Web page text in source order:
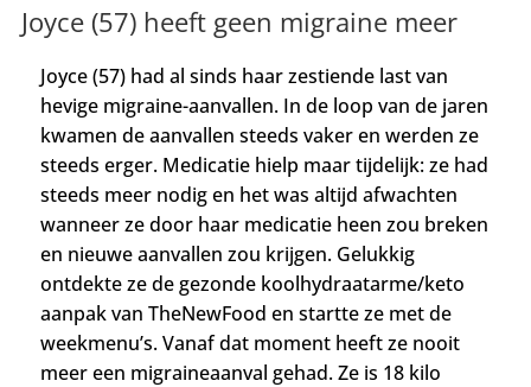
Joyce (57) heeft geen migraine meer
Joyce (57) had al sinds haar zestiende last van
hevige migraine-aanvallen. In de loop van de jaren
kwamen de aanvallen steeds vaker en werden ze
steeds erger. Medicatie hielp maar tijdelijk: ze had
steeds meer nodig en het was altijd afwachten
wanneer ze door haar medicatie heen zou breken
en nieuwe aanvallen zou krijgen. Gelukkig
ontdekte zede gezonde koolhydraatarme/keto
aanpak van TheNewFood en startte ze met de
weekmenu’s. Vanaf dat moment heeft ze nooit
meer een migraineaanval gehad. Ze is 18 kilo